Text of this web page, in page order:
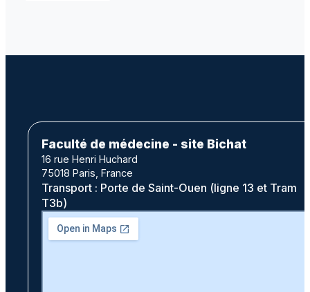
Faculté de médecine - site Bichat
16 rue Henri Huchard
75018 Paris, France
Transport : Porte de Saint-Ouen (ligne 13 et Tram
T3b)